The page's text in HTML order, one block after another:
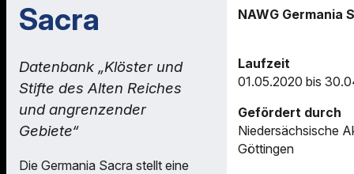
Sacra
Datenbank „Klöster und
Stifte des Alten Reiches
und angrenzender
Gebiete“
Die Germania Sacra stellt eine
NAWG Germania
Laufzeit
01.05.2020 bis
Gefördert durch
Niedersächsische
Göttingen